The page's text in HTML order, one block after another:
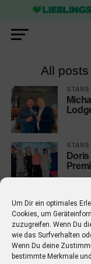
Um Dir ein optimales
Cookies, um
zuzugreifen. Wenn Du
wie das Surfverhalten
Wenn Du deine
bestimmte Merkmale
All
STARS
STARS